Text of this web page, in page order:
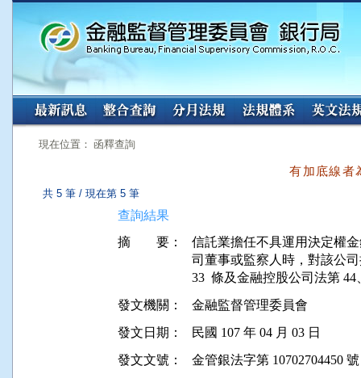
:::
現在位置： 函釋查詢
有加底線者
共 5 筆 / 現在第 5 筆
查詢結果
摘 要：
信託業擔任不具運用決定權
司董事或監察人時，對該公
發文機關：
金融監督管理委員會
發文日期：
民國 107 年 04 月 03 日
發文文號：
金管銀法字第 10702704450